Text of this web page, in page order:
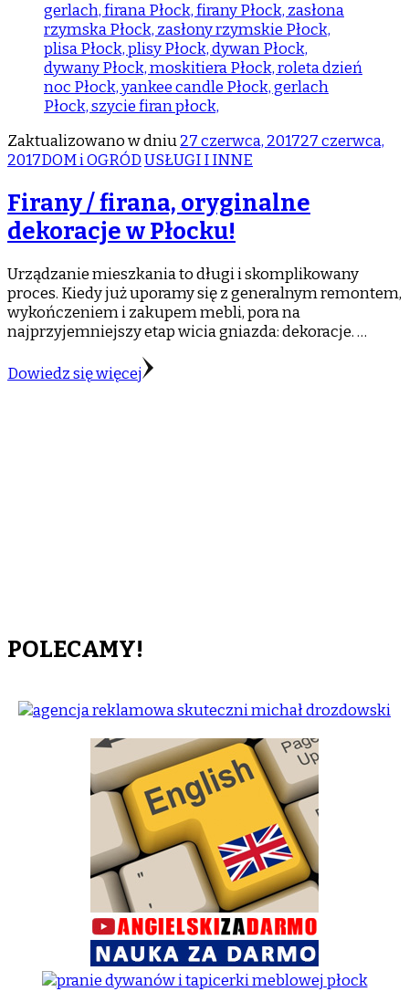
Zaktualizowano w dniu27 czerwca, 201727 czerwca,
2017DOM i OGRÓDUSŁUGI I INNE
Firany / firana, oryginalne
dekoracje w Płocku!
Urządzanie mieszkania to długi i skomplikowany
proces. Kiedy już uporamy się z generalnym remontem,
wykończeniem i zakupem mebli, pora na
najprzyjemniejszy etap wicia gniazda: dekoracje. …
Dowiedz się więcej
POLECAMY!